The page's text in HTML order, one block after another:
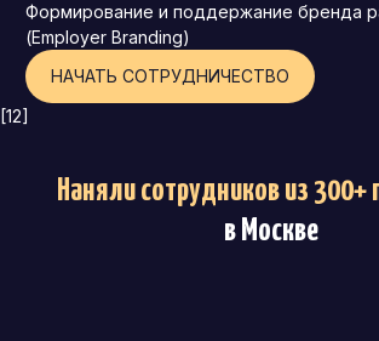
Формирование и поддержание бренда
(Employer Branding)
НАЧАТЬ СОТРУДНИЧЕСТВО
[12]
Наняли сотрудников из 300+
в Москве